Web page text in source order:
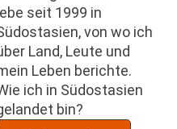
seit 1999 in
von wo ich
Land, Leute und
Leben berichte.
ich in Südostasien
bin?